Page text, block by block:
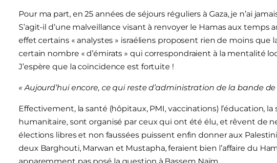
Pour ma part, en 25 années de séjours réguliers à Gaza, je n’ai
S’agit-il d’une malveillance visant à renvoyer le Hamas aux temps
effet certains « analystes » israéliens proposent rien de moins que
certain nombre « d’émirats » qui correspondraient à la mentalité
J’espère que la coïncidence est fortuite !
« Aujourd’hui encore, ce qui reste d’administration de la bande
Effectivement, la santé (hôpitaux, PMI, vaccinations) l’éducation,
humanitaire, sont organisé par ceux qui ont été élu, et rêvent de
élections libres et non faussées puissent enfin donner aux
deux Barghouti, Marwan et Mustapha, feraient bien l’affaire du
apparemment pas posé la question à Bassem Naïm.